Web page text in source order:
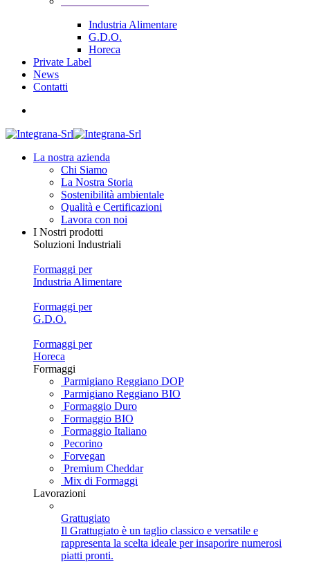
Industria Alimentare
G.D.O.
Horeca
Private Label
News
Contatti
La nostra azienda
Chi Siamo
La Nostra Storia
Sostenibilità ambientale
Qualità e Certificazioni
Lavora con noi
I Nostri prodotti
Soluzioni Industriali
Formaggi per
Industria Alimentare
Formaggi per
G.D.O.
Formaggi per
Horeca
Formaggi
Parmigiano Reggiano DOP
Parmigiano Reggiano BIO
Formaggio Duro
Formaggio BIO
Formaggio Italiano
Pecorino
Forvegan
Premium Cheddar
Mix di Formaggi
Lavorazioni
Grattugiato
Il Grattugiato è un taglio classico e versatile e
rappresenta la scelta ideale per insaporire numerosi
piatti pronti.